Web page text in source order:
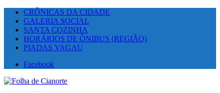
CRÔNICAS DA CIDADE
GALERIA SOCIAL
SANTA COZINHA
HORÁRIOS DE ÔNIBUS (REGIÃO)
PIADAS VAGAU
Facebook